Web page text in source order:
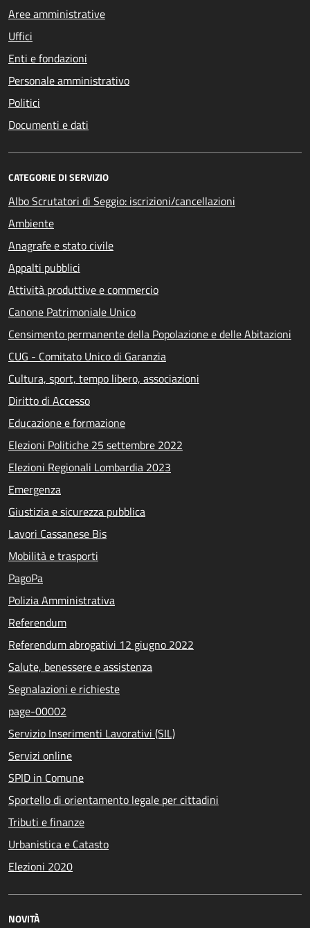
Aree amministrative
Uffici
Enti e fondazioni
Personale amministrativo
Politici
Documenti e dati
CATEGORIE DI SERVIZIO
Albo Scrutatori di Seggio: iscrizioni/cancellazioni
Ambiente
Anagrafe e stato civile
Appalti pubblici
Attività produttive e commercio
Canone Patrimoniale Unico
Censimento permanente della Popolazione e delle Abitazioni
CUG - Comitato Unico di Garanzia
Cultura, sport, tempo libero, associazioni
Diritto di Accesso
Educazione e formazione
Elezioni Politiche 25 settembre 2022
Elezioni Regionali Lombardia 2023
Emergenza
Giustizia e sicurezza pubblica
Lavori Cassanese Bis
Mobilità e trasporti
PagoPa
Polizia Amministrativa
Referendum
Referendum abrogativi 12 giugno 2022
Salute, benessere e assistenza
Segnalazioni e richieste
page-00002
Servizio Inserimenti Lavorativi (SIL)
Servizi online
SPID in Comune
Sportello di orientamento legale per cittadini
Tributi e finanze
Urbanistica e Catasto
Elezioni 2020
NOVITÀ